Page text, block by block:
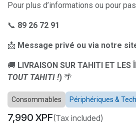
Pour plus d’informations ou pour
📞 89 26 72 91
📩 Message privé ou via notre
🚚 LIVRAISON SUR TAHITI ET LES
TOUT TAHITI !) 🌴
Consommables Périphériques & Tech
7,990 XPF(Tax included)